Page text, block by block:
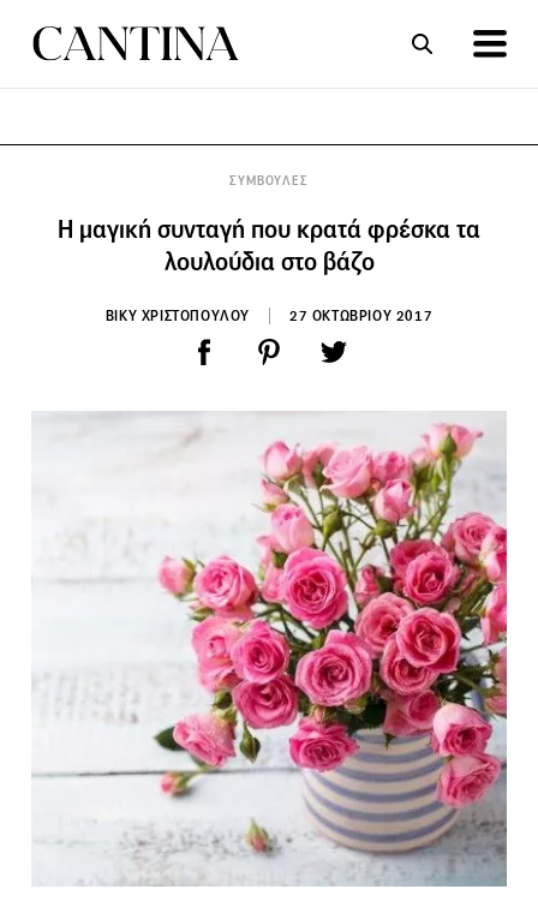
ΣΥΜΒΟΥΛΕΣ
H μαγική συνταγή που κρατά φρέσκα τα
λουλούδια στο βάζο
ΒΙΚΥ ΧΡΙΣΤΟΠΟΥΛΟΥ 27 ΟΚΤΩΒΡΙΟΥ 2017